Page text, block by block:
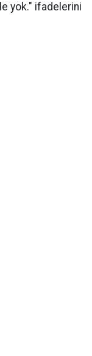
yok." ifadelerini